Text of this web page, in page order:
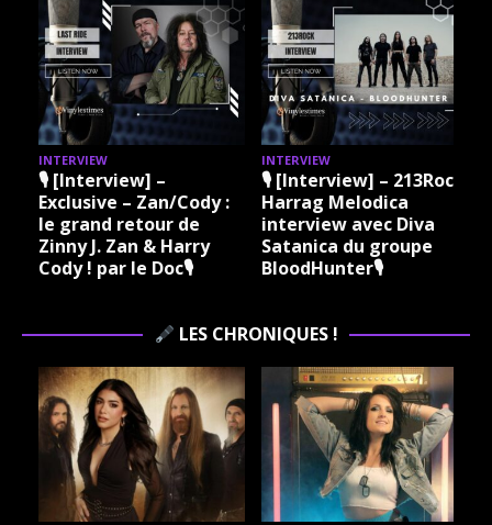
INTERVIEW
🎙 [Interview] –
Exclusive – Zan/Cody :
le grand retour de
Zinny J. Zan & Harry
Cody ! par le Doc🎙
INTERVIEW
🎙 [Interview] – 213Rock
Harrag Melodica
interview avec Diva
Satanica du groupe
BloodHunter🎙
LES CHRONIQUES !